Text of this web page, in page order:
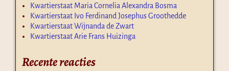
Kwartierstaat Maria Cornelia Alexandra Bosma
Kwartierstaat Ivo Ferdinand Josephus Groothedde
Kwartierstaat Wijnanda de Zwart
Kwartierstaat Arie Frans Huizinga
Recente reacties